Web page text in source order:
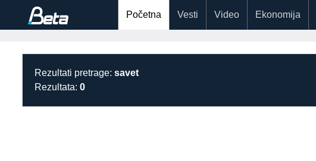
Početna Vesti Video Ekonomija
Rezultati pretrage: savet
Rezultata: 0